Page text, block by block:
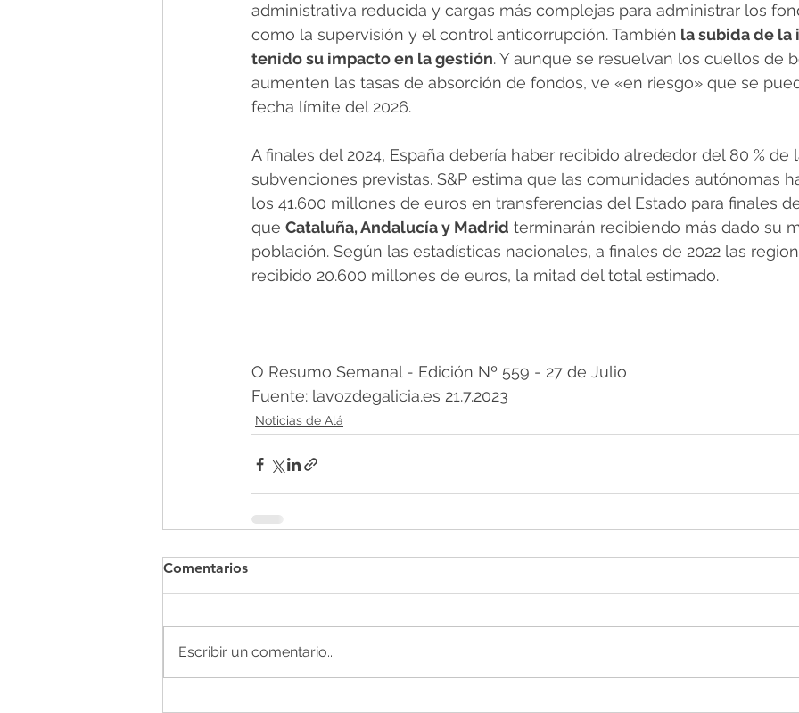
administrativa reducida y cargas más complejas para administrar los
como la supervisión y el control anticorrupción. También la subida de
tenido su impacto en la gestión. Y aunque se resuelvan los cuellos de
aumenten las tasas de absorción de fondos, ve «en riesgo» que se
fecha límite del 2026.
A finales del 2024, España debería haber recibido alrededor del 80 % de
subvenciones previstas. S&P estima que las comunidades autónomas
los 41.600 millones de euros en transferencias del Estado para finales
que Cataluña, Andalucía y Madrid terminarán recibiendo más dado su
población. Según las estadísticas nacionales, a finales de 2022 las
recibido 20.600 millones de euros, la mitad del total estimado.
O Resumo Semanal - Edición Nº 559 - 27 de Julio
Fuente: lavozdegalicia.es 21.7.2023
Noticias de Alá
Comentarios
Escribir un comentario...